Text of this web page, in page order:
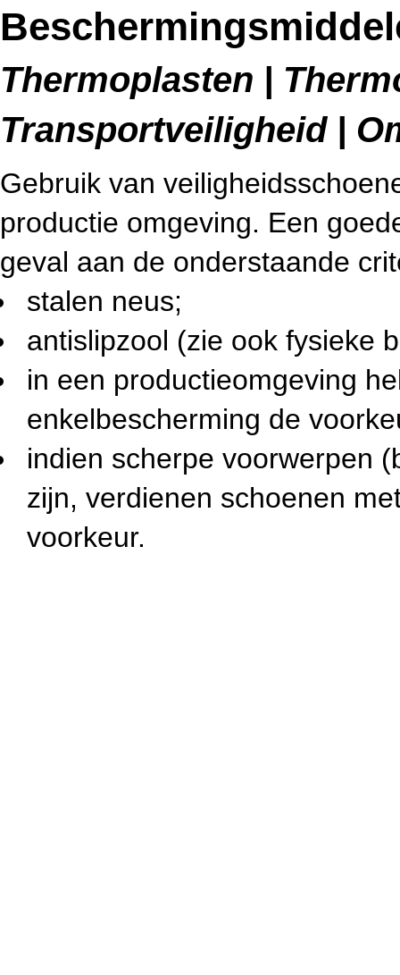
Thermoplasten |
Transportveiligheid |
Gebruik van
productie omgeving. Een
geval aan de onderstaande
stalen neus;
antislipzool (zie ook fysieke
in een productieomgeving
enkelbescherming de
indien scherpe voorwerpen
zijn, verdienen schoenen
voorkeur.